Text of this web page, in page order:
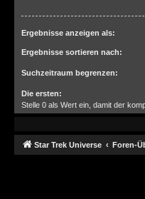
Ergebnisse anzeigen als:
Ergebnisse sortieren nach:
Suchzeitraum begrenzen:
Die ersten:
Stelle 0 als Wert ein, damit der
Star Trek Universe Foren-